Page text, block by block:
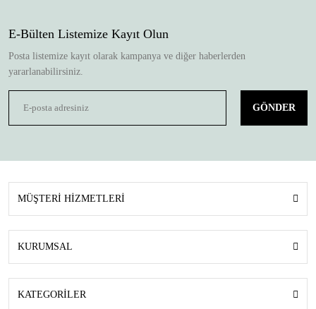
E-Bülten Listemize Kayıt Olun
Posta listemize kayıt olarak kampanya ve diğer haberlerden
yararlanabilirsiniz.
GÖNDER
MÜŞTERİ HİZMETLERİ
KURUMSAL
KATEGORİLER